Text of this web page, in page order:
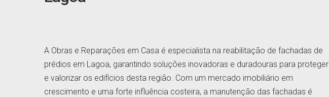
A Obras e Reparações em Casa é especialista na reabilitação de fachadas de
prédios em Lagoa, garantindo soluções inovadoras e duradouras para proteger
e valorizar os edifícios desta região. Com um mercado imobiliário em
crescimento e uma forte influência costeira, a manutenção das fachadas é